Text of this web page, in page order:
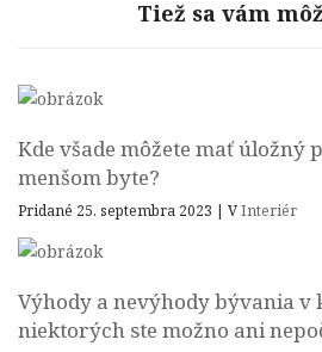
Tiež sa vám
Kde všade môžete mať úložný
menšom byte?
Pridané 25. septembra 2023 | VInteriér
Výhody a nevýhody bývania v
niektorých ste možno ani